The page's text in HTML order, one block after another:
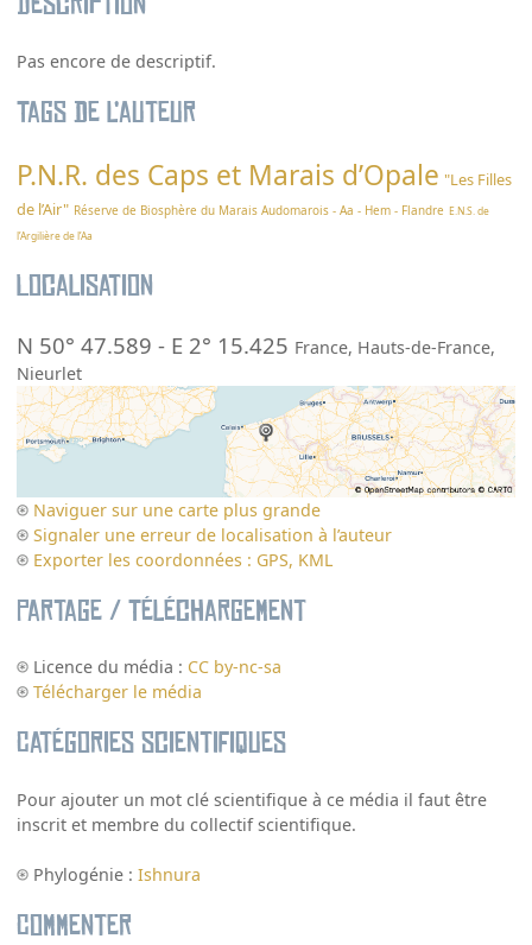
Pas encore de descriptif.
Tags de l’auteur
P.N.R. des Caps et Marais d’Opale "Les Filles
de l’Air" Réserve de Biosphère du Marais Audomarois - Aa - Hem - Flandre E.N.S. de
l’Argilière de l’Aa
Localisation
N 50° 47.589 - E 2° 15.425 France, Hauts-de-France,
Nieurlet
Naviguer sur une carte plus grande
Signaler une erreur de localisation à l’auteur
Exporter les coordonnées : GPS, KML
Partage / Téléchargement
Licence du média : CC by-nc-sa
Télécharger le média
Catégories scientifiques
Pour ajouter un mot clé scientifique à ce média il faut être
inscrit et membre du collectif scientifique.
Phylogénie :Ishnura
Commenter